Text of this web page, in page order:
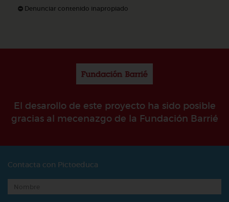
Denunciar contenido inapropiado
El desarollo de este proyecto ha sido posible
gracias al mecenazgo de la Fundación Barrié
Contacta con Pictoeduca